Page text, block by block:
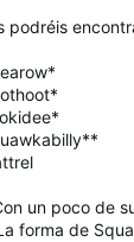
podréis
un poco de
forma de